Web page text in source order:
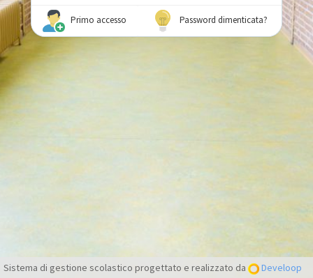
Primo accesso Password dimenticata?
Sistema di gestione scolastico progettato e realizzato da
Develoop